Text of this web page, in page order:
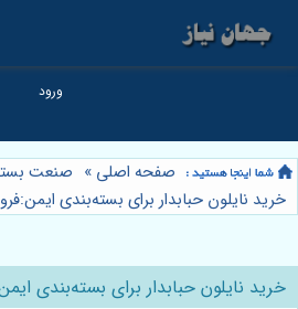
صفحه اصلی » صنعت
خرید نایلون حبابدار برای بسته‌بندی
خرید نایلون حبابدار برای بسته‌بندی